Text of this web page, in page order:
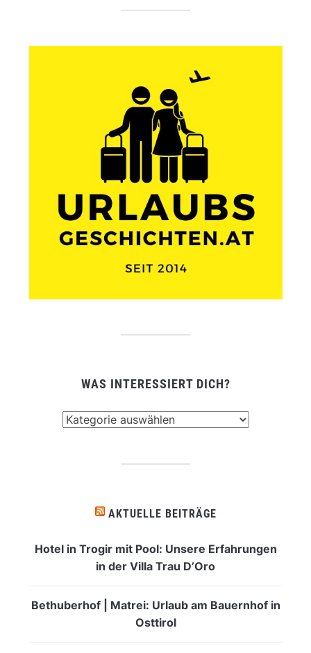
WAS INTERESSIERT DICH?
AKTUELLE BEITRÄGE
Hotel in Trogir mit Pool: Unsere Erfahrungen
in der Villa Trau D’Oro
Bethuberhof | Matrei: Urlaub am Bauernhof in
Osttirol